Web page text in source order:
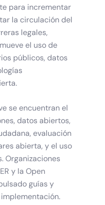
para incrementar
la circulación del
legales,
el uso de
públicos, datos
se encuentran el
datos abiertos,
evaluación
abierta, y el uso
Organizaciones
y la Open
guías y